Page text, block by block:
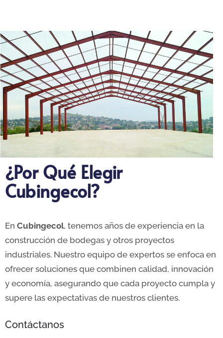
¿Por Qué Elegir
Cubingecol?
En Cubingecol, tenemos años de experiencia en la
construcción de bodegas y otros proyectos
industriales. Nuestro equipo de expertos se enfoca en
ofrecer soluciones que combinen calidad, innovación
y economía, asegurando que cada proyecto cumpla y
supere las expectativas de nuestros clientes.
Contáctanos